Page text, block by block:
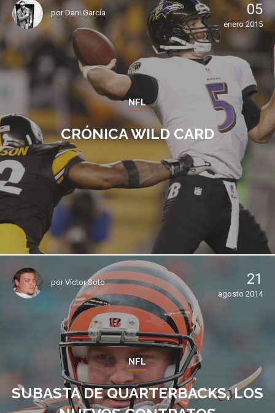
porDani García 05
enero 2015
NFL
CRÓNICA WILD CARD
por Víctor Soto 21
agosto 2014
NFL
SUBASTA DE QUARTERBACKS, LOS